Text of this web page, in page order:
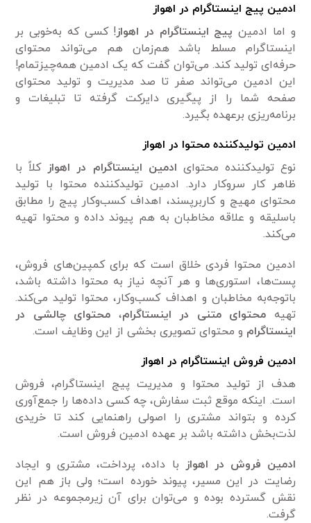
ادمین پیج اینستاگرام در اهواز
و اما ادمین پیج اینستاگرام در اهواز! کسی که به‌خوبی بر
اینستاگرام مسلط باشد هم‌زمان هم می‌تواند محتوای
حرفه‌ای تولید کند. می‌توان گفت که یک ادمین همه‌چیزتمام!
این ادمین می‌تواند صفر تا صد مدیریت و تولید محتوای
صفحه شما را از پیگیری دایرکت گرفته تا تبلیغات و
برنامه‌ریزی برعهده بگیرد.
ادمین تولیدکننده محتوا در اهواز
نوع تولیدکننده محتوای ادمین اینستاگرام در اهواز کلاً با
ظاهر کار سروکار دارد. ادمین تولیدکننده محتوا با تولید
محتوای مهیج و کاربرپسند، اهداف کسب‌وکار پیج را مطابق
باسلیقه و علاقه مخاطبان به هم پیوند داده و محتوا تهیه
می‌کند.
ادمین محتوا فردی خلاق است که برای کمپین‌های فروش،
پست‌ها، استوری‌ها و هر آنچه نیاز به محتوا داشته باشد،
باتوجه‌به مخاطبان و اهداف کسب‌وکار، محتوا تولید می‌کند.
تهیه محتوای متنی در اینستاگرام، محتوای چالشی در
اینستاگرام و محتوای تصویری بخشی از این وظایف است.
ادمین فروش اینستاگرام در اهواز
هدف از تولید محتوا و مدیریت پیج اینستاگرام، فروش
است. اینکه موقع ثبت سفارش، چه کسی داده‌ها را جمع‌آوری
کرده و بتواند مشتری را اصولی راهنمایی کند تا خریدی
لذت‌بخش داشته باشد بر عهده ادمین فروش است.
ادمین فروش در اهواز با داده، پرداخت، مشتری و ایجاد
رضایت در این مسیر، پیوند خورده است؛ ولی باز هم این
نقش گسترده بوده و می‌توان برای آن زیرمجموعه در نظر
گرفت.